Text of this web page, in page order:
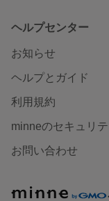
ヘルプセンター
お知らせ
ヘルプとガイド
利用規約
minneのセキュリテ
お問い合わせ